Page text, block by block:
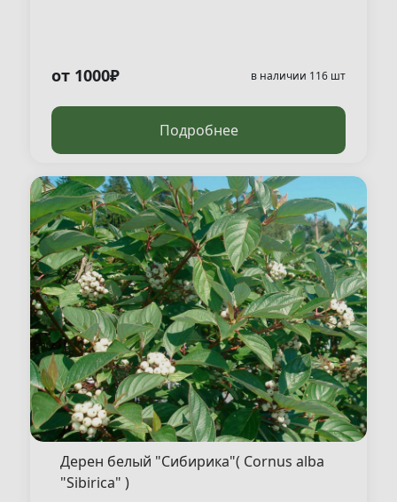
от 1000₽ в наличии 116 шт
Подробнее
Дерен белый "Сибирика"( Cornus alba
"Sibirica" )